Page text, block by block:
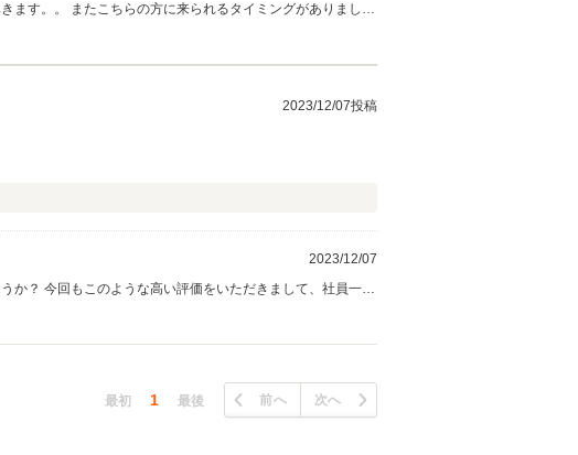
ます。。 またこちらの方に来られるタイミングがありました
2023/12/07投稿
2023/12/07
か？ 今回もこのような高い評価をいただきまして、社員一同
最初 1 最後 前へ 次へ